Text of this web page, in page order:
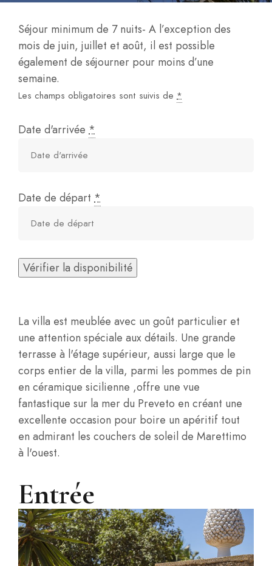
Séjour minimum de 7 nuits- A l’exception des
mois de juin, juillet et août, il est possible
également de séjourner pour moins d’une
semaine.
Les champs obligatoires sont suivis de *
Date d'arrivée *
Date de départ *
La villa est meublée avec un goût particulier et
une attention spéciale aux détails. Une grande
terrasse à l'étage supérieur, aussi large que le
corps entier de la villa, parmi les pommes de pin
en céramique sicilienne ,offre une vue
fantastique sur la mer du Preveto en créant une
excellente occasion pour boire un apéritif tout
en admirant les couchers de soleil de Marettimo
à l'ouest.
Entrée